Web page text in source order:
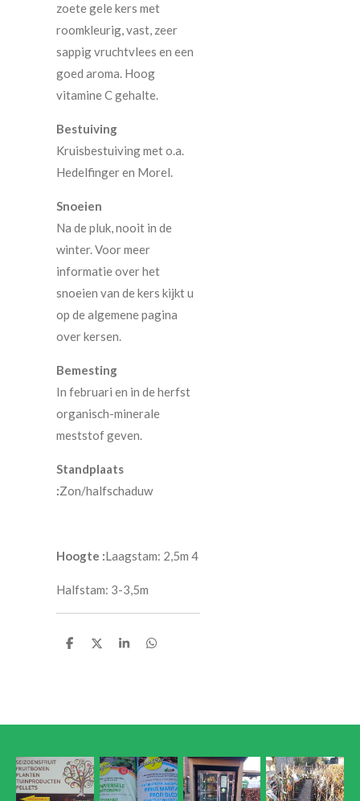
zoete gele kers met
roomkleurig, vast, zeer
sappig vruchtvlees en een
goed aroma. Hoog
vitamine C gehalte.
Bestuiving
Kruisbestuiving met o.a.
Hedelfinger en Morel.
Snoeien
Na de pluk, nooit in de
winter. Voor meer
informatie over het
snoeien van de kers kijkt u
op de algemene pagina
over kersen.
Bemesting
In februari en in de herfst
organisch-minerale
meststof geven.
Standplaats
:Zon/halfschaduw
Hoogte :Laagstam: 2,5m 4
Halfstam: 3-3,5m
D
D
S
D